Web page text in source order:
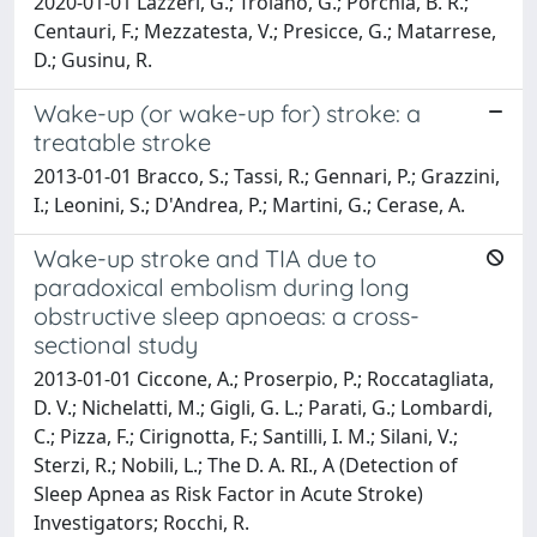
Centauri, F.; Mezzatesta, V.; Presicce, G.; Matarrese,
D.; Gusinu, R.
Wake-up (or wake-up for) stroke: a
treatable stroke
2013-01-01 Bracco, S.; Tassi, R.; Gennari, P.; Grazzini,
I.; Leonini, S.; D'Andrea, P.; Martini, G.; Cerase, A.
Wake-up stroke and TIA due to
paradoxical embolism during long
obstructive sleep apnoeas: a cross-
sectional study
2013-01-01 Ciccone, A.; Proserpio, P.; Roccatagliata,
D. V.; Nichelatti, M.; Gigli, G. L.; Parati, G.; Lombardi,
C.; Pizza, F.; Cirignotta, F.; Santilli, I. M.; Silani, V.;
Sterzi, R.; Nobili, L.; The D. A. RI., A (Detection of
Sleep Apnea as Risk Factor in Acute Stroke)
Investigators; Rocchi, R.